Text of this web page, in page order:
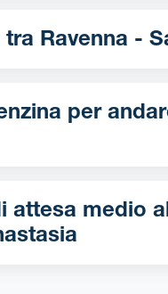
Qual è la distanza tra
per andare da
attesa medio